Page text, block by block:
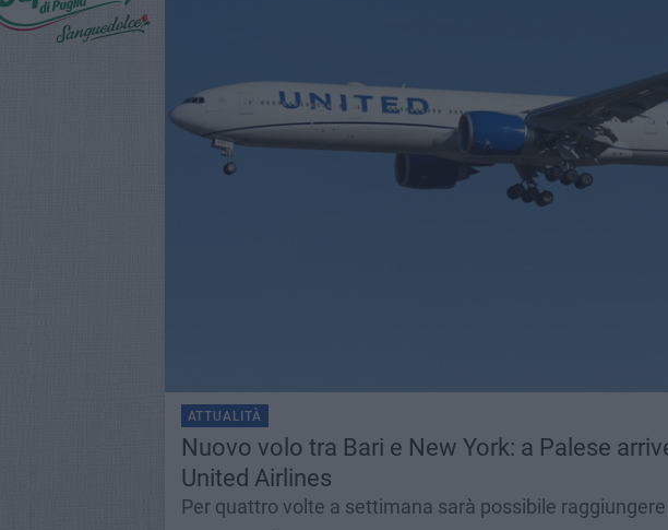
ATTUALITÀ
Nuovo volo tra Bari e New York: a Palese
United Airlines
Per quattro volte a settimana sarà possibile